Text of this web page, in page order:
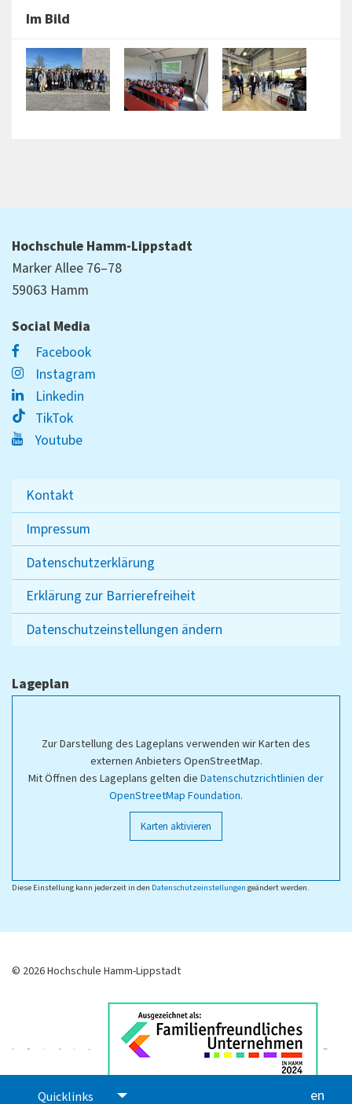
Quicklinks en
Im Bild
Hochschule Hamm-Lippstadt
Marker Allee 76–78
59063 Hamm
Social Media
Facebook
Instagram
Linkedin
TikTok
Youtube
Kontakt
Impressum
Datenschutzerklärung
Erklärung zur Barrierefreiheit
Datenschutzeinstellungen ändern
Lageplan
Zur Darstellung des Lageplans verwenden wir Karten des
externen Anbieters OpenStreetMap.
Mit Öffnen des Lageplans gelten die Datenschutzrichtlinien der
OpenStreetMap Foundation.
Karten aktivieren
Diese Einstellung kann jederzeit in den Datenschutzeinstellungen geändert werden.
© 2026 Hochschule Hamm-Lippstadt